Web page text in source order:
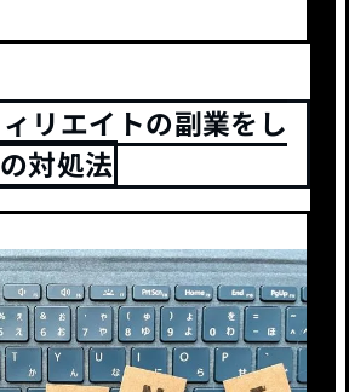
リエイトの副業をし
対処法